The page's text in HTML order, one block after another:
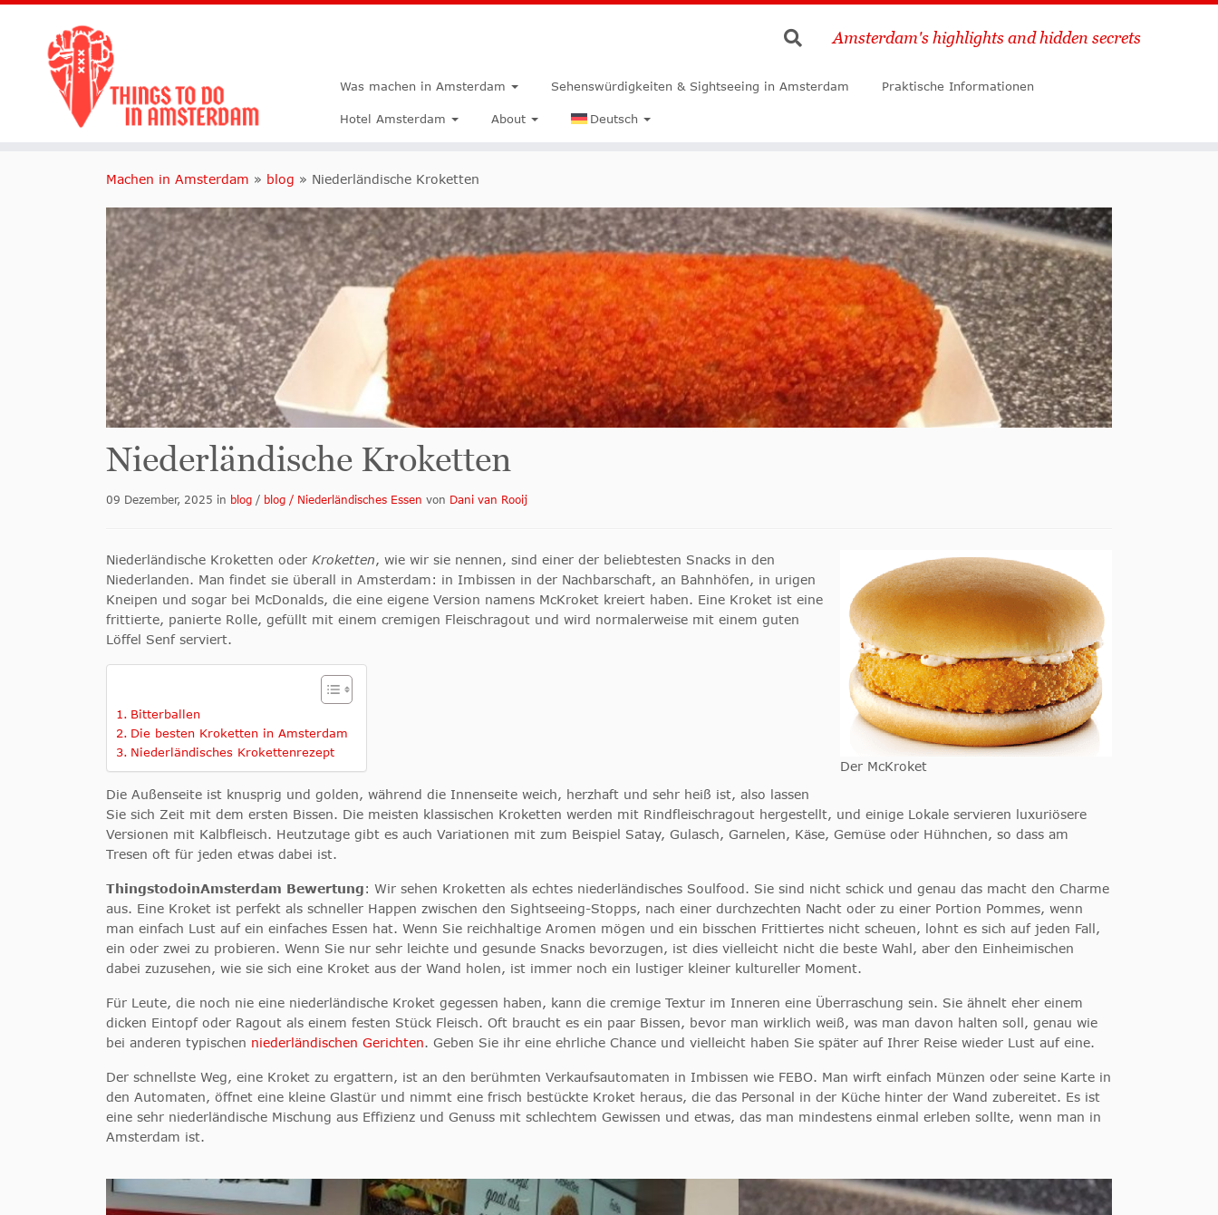
Suche
Amsterdam's highlights and hidden secrets
Was machen in Amsterdam Sehenswürdigkeiten & Sightseeing in Amsterdam Praktische Informationen
Hotel Amsterdam About Deutsch
Machen in Amsterdam » blog » Niederländische Kroketten
Niederländische Kroketten
09 Dezember, 2025 in blog / blog / Niederländisches Essen von Dani van Rooij
Der McKroket
Niederländische Kroketten oder Kroketten, wie wir sie nennen, sind einer der beliebtesten Snacks in den
Niederlanden. Man findet sie überall in Amsterdam: in Imbissen in der Nachbarschaft, an Bahnhöfen, in urigen
Kneipen und sogar bei McDonalds, die eine eigene Version namens McKroket kreiert haben. Eine Kroket ist eine
frittierte, panierte Rolle, gefüllt mit einem cremigen Fleischragout und wird normalerweise mit einem guten
Löffel Senf serviert.
Bitterballen
Die besten Kroketten in Amsterdam
Niederländisches Krokettenrezept
Die Außenseite ist knusprig und golden, während die Innenseite weich, herzhaft und sehr heiß ist, also lassen
Sie sich Zeit mit dem ersten Bissen. Die meisten klassischen Kroketten werden mit Rindfleischragout hergestellt, und einige Lokale servieren luxuriösere
Versionen mit Kalbfleisch. Heutzutage gibt es auch Variationen mit zum Beispiel Satay, Gulasch, Garnelen, Käse, Gemüse oder Hühnchen, so dass am
Tresen oft für jeden etwas dabei ist.
ThingstodoinAmsterdam Bewertung: Wir sehen Kroketten als echtes niederländisches Soulfood. Sie sind nicht schick und genau das macht den Charme
aus. Eine Kroket ist perfekt als schneller Happen zwischen den Sightseeing-Stopps, nach einer durchzechten Nacht oder zu einer Portion Pommes, wenn
man einfach Lust auf ein einfaches Essen hat. Wenn Sie reichhaltige Aromen mögen und ein bisschen Frittiertes nicht scheuen, lohnt es sich auf jeden Fall,
ein oder zwei zu probieren. Wenn Sie nur sehr leichte und gesunde Snacks bevorzugen, ist dies vielleicht nicht die beste Wahl, aber den Einheimischen
dabei zuzusehen, wie sie sich eine Kroket aus der Wand holen, ist immer noch ein lustiger kleiner kultureller Moment.
Für Leute, die noch nie eine niederländische Kroket gegessen haben, kann die cremige Textur im Inneren eine Überraschung sein. Sie ähnelt eher einem
dicken Eintopf oder Ragout als einem festen Stück Fleisch. Oft braucht es ein paar Bissen, bevor man wirklich weiß, was man davon halten soll, genau wie
bei anderen typischen niederländischen Gerichten. Geben Sie ihr eine ehrliche Chance und vielleicht haben Sie später auf Ihrer Reise wieder Lust auf eine.
Der schnellste Weg, eine Kroket zu ergattern, ist an den berühmten Verkaufsautomaten in Imbissen wie FEBO. Man wirft einfach Münzen oder seine Karte in
den Automaten, öffnet eine kleine Glastür und nimmt eine frisch bestückte Kroket heraus, die das Personal in der Küche hinter der Wand zubereitet. Es ist
eine sehr niederländische Mischung aus Effizienz und Genuss mit schlechtem Gewissen und etwas, das man mindestens einmal erleben sollte, wenn man in
Amsterdam ist.